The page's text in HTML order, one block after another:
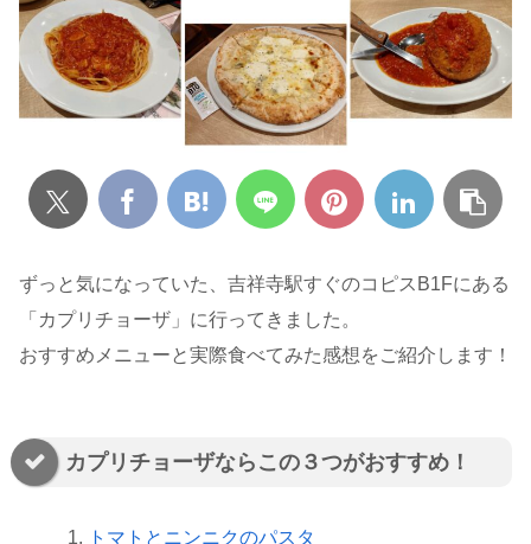
ずっと気になっていた、吉祥寺駅すぐのコピスB1Fにある
「カプリチョーザ」に行ってきました。
おすすめメニューと実際食べてみた感想をご紹介します！
カプリチョーザならこの３つがおすすめ！
トマトとニンニクのパスタ